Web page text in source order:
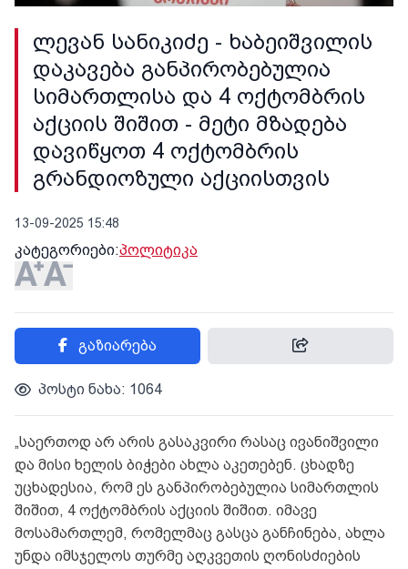
ლევან სანიკიძე - ხაბეიშვილის
დაკავება განპირობებულია
სიმართლისა და 4 ოქტომბრის
აქციის შიშით - მეტი მზადება
დავიწყოთ 4 ოქტომბრის
გრანდიოზული აქციისთვის
13-09-2025 15:48
კატეგორიები:პოლიტიკა
გაზიარება
პოსტი ნახა: 1064
„საერთოდ არ არის გასაკვირი რასაც ივანიშვილი
და მისი ხელის ბიჭები ახლა აკეთებენ. ცხადზე
უცხადესია, რომ ეს განპირობებულია სიმართლის
შიშით, 4 ოქტომბრის აქციის შიშით. იმავე
მოსამართლემ, რომელმაც გასცა განჩინება, ახლა
უნდა იმსჯელოს თურმე აღკვეთის ღონისძიების